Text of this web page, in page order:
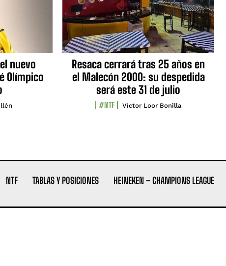
nuevo
Olímpico
Resaca cerrará tras 25 años en
el Malecón 2000: su despedida
será este 31 de julio
#NTF Víctor Loor Bonilla
NTF TABLAS Y POSICIONES HEINEKEN – CHAMPIONS LEAGUE